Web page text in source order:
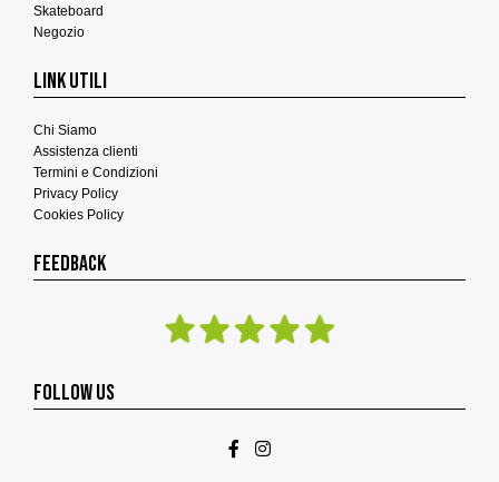
Skateboard
Negozio
LINK UTILI
Chi Siamo
Assistenza clienti
Termini e Condizioni
Privacy Policy
Cookies Policy
FEEDBACK
FOLLOW US